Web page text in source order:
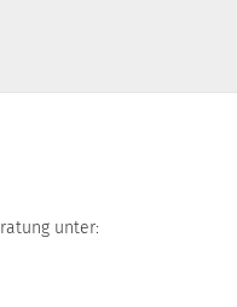
unter: